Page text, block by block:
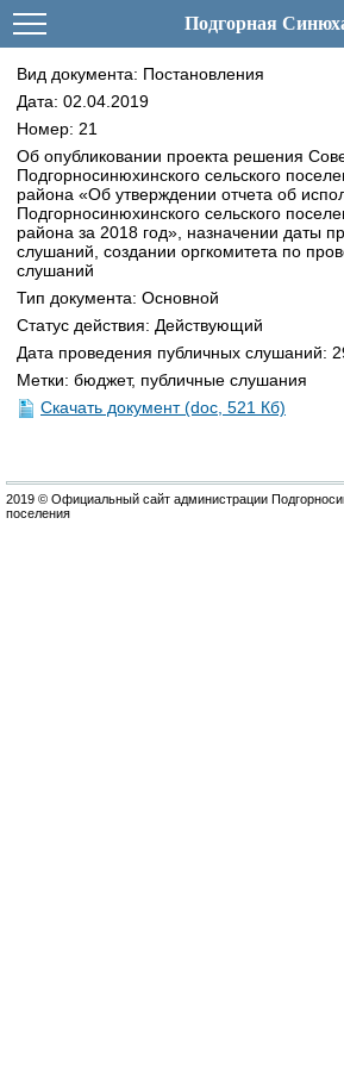
Подгорная
Вид документа: Постановления
Дата: 02.04.2019
Номер: 21
Об опубликовании проекта решения
Подгорносинюхинского сельского
района «Об утверждении отчета об
Подгорносинюхинского сельского
района за 2018 год», назначении даты
слушаний, создании оргкомитета по
слушаний
Тип документа: Основной
Статус действия: Действующий
Дата проведения публичных слушаний:
Метки: бюджет, публичные слушания
Скачать документ (doc, 521 Кб)
2019 © Официальный сайт администрации
поселения